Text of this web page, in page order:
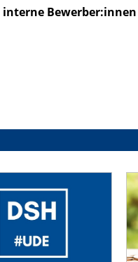
interne Bewerber:innen